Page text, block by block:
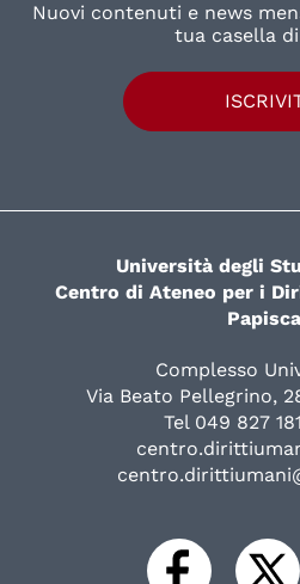
Nuovi contenuti e news
tua casella
Università degli
Centro di Ateneo per i
Complesso
Via Beato Pellegrino,
Tel 049 827